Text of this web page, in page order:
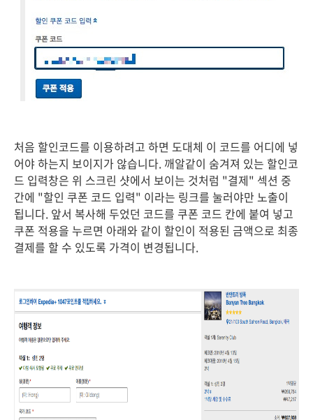
처음 할인코드를 이용하려고 하면 도대체 이 코드를 어디에 넣
어야 하는지 보이지가 않습니다. 깨알같이 숨겨져 있는 할인코
드 입력창은 위 스크린 샷에서 보이는 것처럼 "결제" 섹션 중
간에 "할인 쿠폰 코드 입력" 이라는 링크를 눌러야만 노출이
됩니다. 앞서 복사해 두었던 코드를 쿠폰 코드 칸에 붙여 넣고
쿠폰 적용을 누르면 아래와 같이 할인이 적용된 금액으로 최종
결제를 할 수 있도록 가격이 변경됩니다.